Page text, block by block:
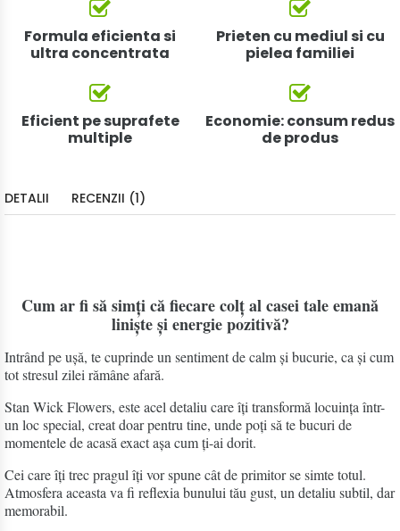
Formula eficienta si
ultra concentrata
Prieten cu mediul si cu
pielea familiei
Eficient pe suprafete
multiple
Economie: consum redus
de produs
DETALII RECENZII (1)
Cum ar fi să simți că fiecare colț al casei tale emană
liniște și energie pozitivă?
Intrând pe ușă, te cuprinde un sentiment de calm și bucurie, ca și cum
tot stresul zilei rămâne afară.
Stan Wick Flowers, este acel detaliu care îți transformă locuința într-
un loc special, creat doar pentru tine, unde poți să te bucuri de
momentele de acasă exact așa cum ți-ai dorit.
Cei care îți trec pragul îți vor spune cât de primitor se simte totul.
Atmosfera aceasta va fi reflexia bunului tău gust, un detaliu subtil, dar
memorabil.